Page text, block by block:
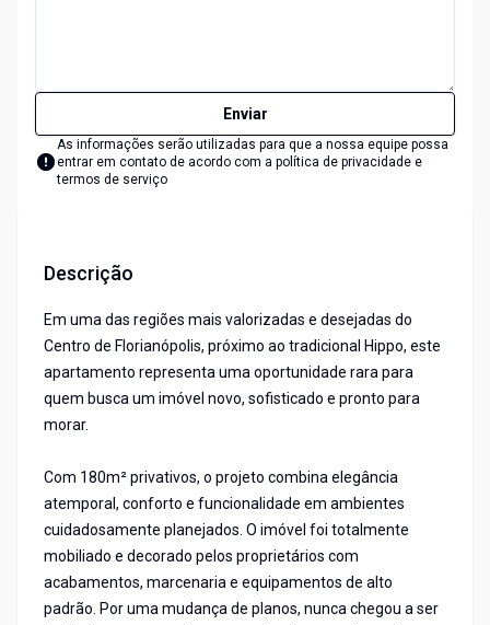
Enviar
As informações serão utilizadas para que a nossa equipe possa
entrar em contato de acordo com a política de privacidade e
termos de serviço
Descrição
Em uma das regiões mais valorizadas e desejadas do
Centro de Florianópolis, próximo ao tradicional Hippo, este
apartamento representa uma oportunidade rara para
quem busca um imóvel novo, sofisticado e pronto para
morar.
Com 180m² privativos, o projeto combina elegância
atemporal, conforto e funcionalidade em ambientes
cuidadosamente planejados. O imóvel foi totalmente
mobiliado e decorado pelos proprietários com
acabamentos, marcenaria e equipamentos de alto
padrão. Por uma mudança de planos, nunca chegou a ser